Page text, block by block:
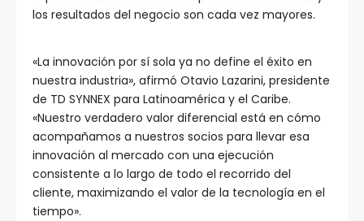
los resultados del negocio son cada vez mayores.
«La innovación por sí sola ya no define el éxito en
nuestra industria», afirmó Otavio Lazarini, presidente
de TD SYNNEX para Latinoamérica y el Caribe.
«Nuestro verdadero valor diferencial está en cómo
acompañamos a nuestros socios para llevar esa
innovación al mercado con una ejecución
consistente a lo largo de todo el recorrido del
cliente, maximizando el valor de la tecnología en el
tiempo».